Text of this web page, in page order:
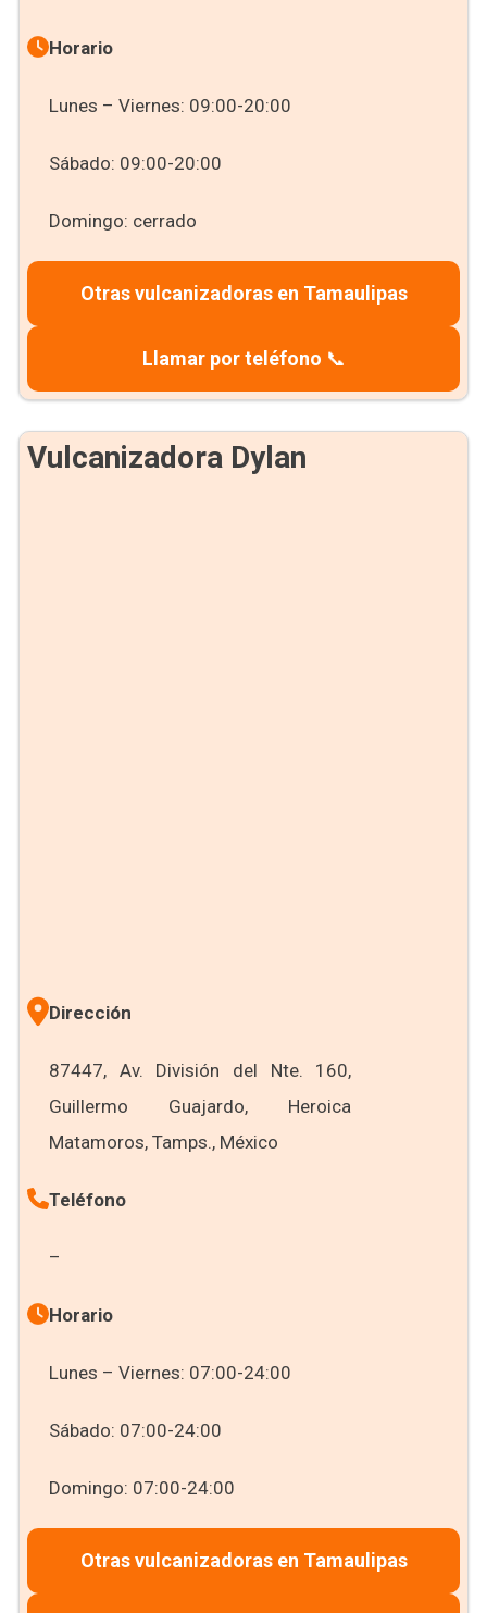
Horario
Lunes – Viernes: 09:00-20:00
Sábado: 09:00-20:00
Domingo: cerrado
Otras vulcanizadoras en Tamaulipas
Llamar por teléfono 📞
Vulcanizadora Dylan
Dirección
87447, Av. División del Nte. 160,
Guillermo Guajardo, Heroica
Matamoros, Tamps., México
Teléfono
–
Horario
Lunes – Viernes: 07:00-24:00
Sábado: 07:00-24:00
Domingo: 07:00-24:00
Otras vulcanizadoras en Tamaulipas